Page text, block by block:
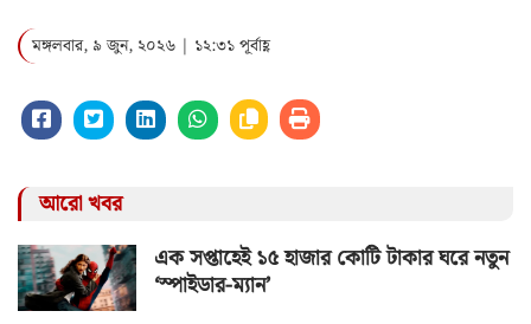
মঙ্গলবার, ৯ জুন, ২০২৬ | ১২:৩১ পূর্বাহ্ণ
আরো খবর
এক সপ্তাহেই ১৫ হাজার কোটি টাকার ঘরে নতুন
‘স্পাইডার-ম্যান’